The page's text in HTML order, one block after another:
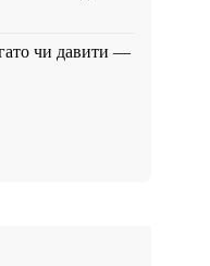
чи давити —